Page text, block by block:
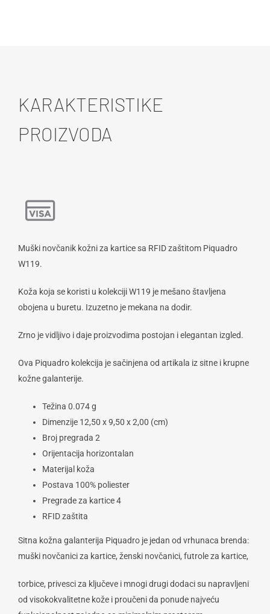
KARAKTERISTIKE
PROIZVODA
Muški novčanik kožni za kartice sa RFID zaštitom Piquadro
W119.
Koža koja se koristi u kolekciji W119 je mešano štavljena
obojena u buretu. Izuzetno je mekana na dodir.
Zrno je vidljivo i daje proizvodima postojan i elegantan izgled.
Ova Piquadro kolekcija je sačinjena od artikala iz sitne i krupne
kožne galanterije.
Težina 0.074 g
Dimenzije 12,50 x 9,50 x 2,00 (cm)
Broj pregrada 2
Orijentacija horizontalan
Materijal koža
Postava 100% poliester
Pregrade za kartice 4
RFID zaštita
Sitna kožna galanterija Piquadro je jedan od vrhunaca brenda:
muški novčanici za kartice, ženski novčanici, futrole za kartice,
torbice, privesci za ključeve i mnogi drugi dodaci su napravljeni
od visokokvalitetne kože i proučeni da ponude najveću